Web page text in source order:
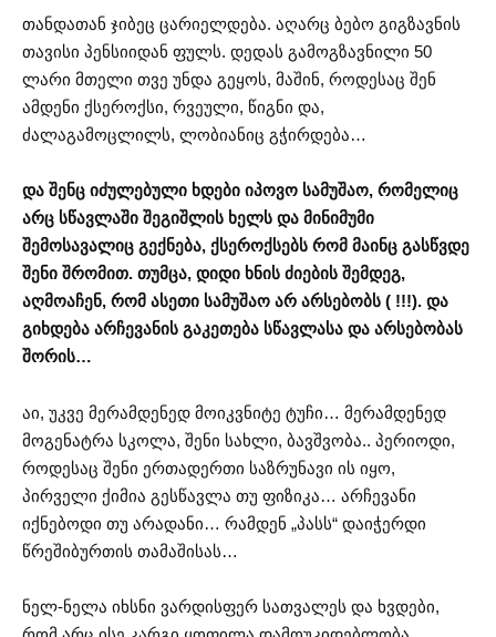
თანდათან ჯიბეც ცარიელდება. აღარც ბებო გიგზავნის
თავისი პენსიიდან ფულს. დედას გამოგზავნილი 50
ლარი მთელი თვე უნდა გეყოს, მაშინ, როდესაც შენ
ამდენი ქსეროქსი, რვეული, წიგნი და,
ძალაგამოცლილს, ლობიანიც გჭირდება…
და შენც იძულებული ხდები იპოვო სამუშაო, რომელიც
არც სწავლაში შეგიშლის ხელს და მინიმუმი
შემოსავალიც გექნება, ქსეროქსებს რომ მაინც გასწვდე
შენი შრომით. თუმცა, დიდი ხნის ძიების შემდეგ,
აღმოაჩენ, რომ ასეთი სამუშაო არ არსებობს ( !!!). და
გიხდება არჩევანის გაკეთება სწავლასა და არსებობას
შორის…
აი, უკვე მერამდენედ მოიკვნიტე ტუჩი… მერამდენედ
მოგენატრა სკოლა, შენი სახლი, ბავშვობა.. პერიოდი,
როდესაც შენი ერთადერთი საზრუნავი ის იყო,
პირველი ქიმია გესწავლა თუ ფიზიკა… არჩევანი
იქნებოდი თუ არადანი… რამდენ „პასს“ დაიჭერდი
წრეშიბურთის თამაშისას…
ნელ-ნელა იხსნი ვარდისფერ სათვალეს და ხვდები,